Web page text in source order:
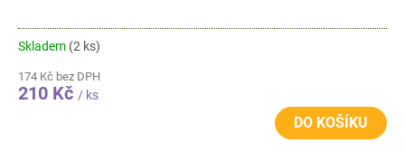
Skladem (2 ks)
174 Kč bez DPH
210 Kč / ks
DO KOŠÍKU